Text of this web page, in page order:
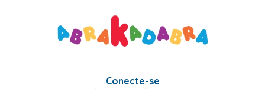
Avaliações
Este produto ainda não tem avaliações
SEJA O PRIMEIRO A AVALIAR